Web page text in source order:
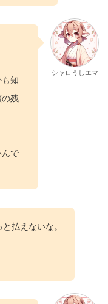
知
残
で
シャロうしエマ
払えないな。